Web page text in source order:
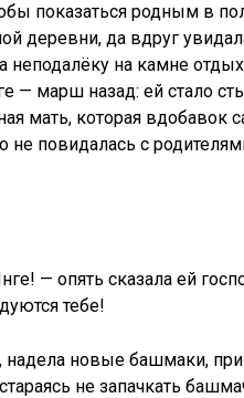
показаться родным в
деревни, да вдруг
неподалёку на камне
— марш назад: ей стало
мать, которая вдобавок
не повидалась с
— опять сказала ей
тебе!
надела новые башмаки,
не запачкать